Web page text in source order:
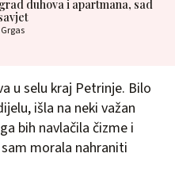
duhova i apartmana, sad
u selu kraj Petrinje. Bilo
išla na neki važan
bih navlačila čizme i
morala nahraniti